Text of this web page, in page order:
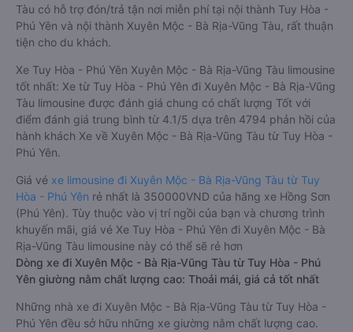
Tàu có hỗ trợ đón/trả tận nơi miễn phí tại nội thành Tuy Hòa -
Phú Yên và nội thành Xuyên Mộc - Bà Rịa-Vũng Tàu, rất thuận
tiện cho du khách.
Xe Tuy Hòa - Phú Yên Xuyên Mộc - Bà Rịa-Vũng Tàu limousine
tốt nhất: Xe từ Tuy Hòa - Phú Yên đi Xuyên Mộc - Bà Rịa-Vũng
Tàu limousine được đánh giá chung có chất lượng Tốt với
điểm đánh giá trung bình từ 4.1/5 dựa trên 4794 phản hồi của
hành khách Xe về Xuyên Mộc - Bà Rịa-Vũng Tàu từ Tuy Hòa -
Phú Yên.
Giá vé xe limousine đi Xuyên Mộc - Bà Rịa-Vũng Tàu từ Tuy
Hòa - Phú Yên rẻ nhất là 350000VND của hãng xe Hồng Sơn
(Phú Yên). Tùy thuộc vào vị trí ngồi của bạn và chương trình
khuyến mãi, giá vé Xe Tuy Hòa - Phú Yên đi Xuyên Mộc - Bà
Rịa-Vũng Tàu limousine này có thể sẽ rẻ hơn
Dòng xe đi Xuyên Mộc - Bà Rịa-Vũng Tàu từ Tuy Hòa - Phú
Yên giường nằm chất lượng cao: Thoải mái, giá cả tốt nhất
Những nhà xe đi Xuyên Mộc - Bà Rịa-Vũng Tàu từ Tuy Hòa -
Phú Yên đều sở hữu những xe giường nằm chất lượng cao.